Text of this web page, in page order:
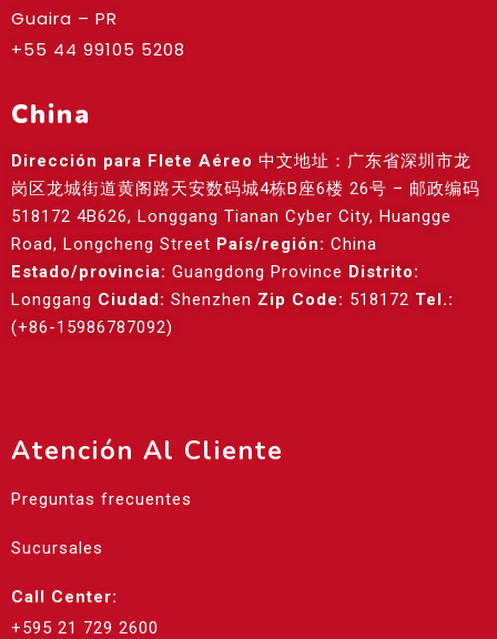
Guaira – PR
+55 44 99105 5208
China
Dirección para Flete Aéreo 中文地址：广东省深圳市龙
岗区龙城街道黄阁路天安数码城4栋B座6楼 26号 – 邮政编码
518172 4B626, Longgang Tianan Cyber City, Huangge
Road, Longcheng Street País/región: China
Estado/provincia: Guangdong Province Distrito:
Longgang Ciudad: Shenzhen Zip Code: 518172 Tel.:
(+86-15986787092)
Atención Al Cliente
Preguntas frecuentes
Sucursales
Call Center:
+595 21 729 2600